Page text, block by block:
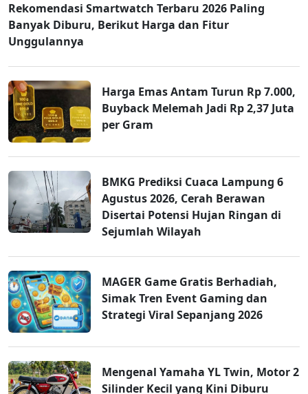
Rekomendasi Smartwatch Terbaru 2026 Paling
Banyak Diburu, Berikut Harga dan Fitur
Unggulannya
Harga Emas Antam Turun Rp 7.000,
Buyback Melemah Jadi Rp 2,37 Juta
per Gram
BMKG Prediksi Cuaca Lampung 6
Agustus 2026, Cerah Berawan
Disertai Potensi Hujan Ringan di
Sejumlah Wilayah
MAGER Game Gratis Berhadiah,
Simak Tren Event Gaming dan
Strategi Viral Sepanjang 2026
Mengenal Yamaha YL Twin, Motor 2
Silinder Kecil yang Kini Diburu